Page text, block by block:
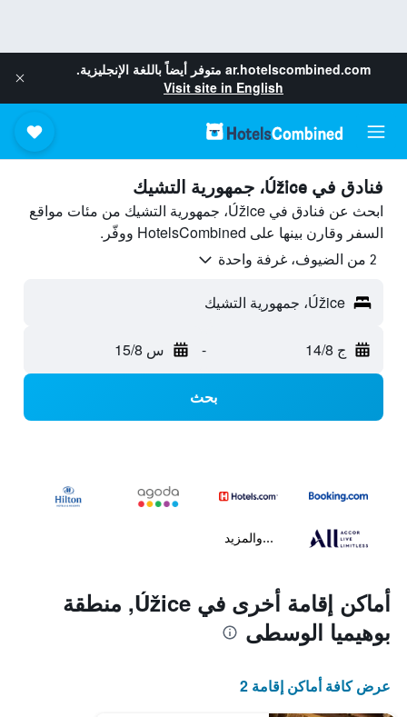
ar.hotelscombined.com متوفر أيضاً باللغة الإنجليزية.
Visit site in English
فنادق في Úžice، جمهورية التشيك
ابحث عن فنادق في Úžice، جمهورية التشيك من مئات مواقع
السفر وقارن بينها على HotelsCombined ووفّر.
2 من الضيوف، غرفة واحدة
Úžice، جمهورية التشيك
ج 14/8 - س 15/8
بحث
...والمزيد
أماكن إقامة أخرى في Úžice, منطقة
بوهيميا الوسطى
عرض كافة أماكن إقامة 2